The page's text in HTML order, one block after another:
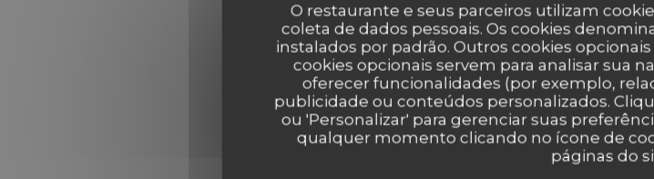
O restaurante e seus parceiros utilizam
coleta de dados pessoais. Os cookies
instalados por padrão. Outros cookies
cookies opcionais servem para analisar sua
oferecer funcionalidades (por exemplo,
publicidade ou conteúdos personalizados.
ou 'Personalizar' para gerenciar suas
qualquer momento clicando no ícone de
páginas do
2026-02-06- 21:00 - guests 2 service 2/5 ambience
Une carte des vins d'exception, une cuisine délicate
une salle fort agréable.
TOSHIE K
service:5/5 ambience